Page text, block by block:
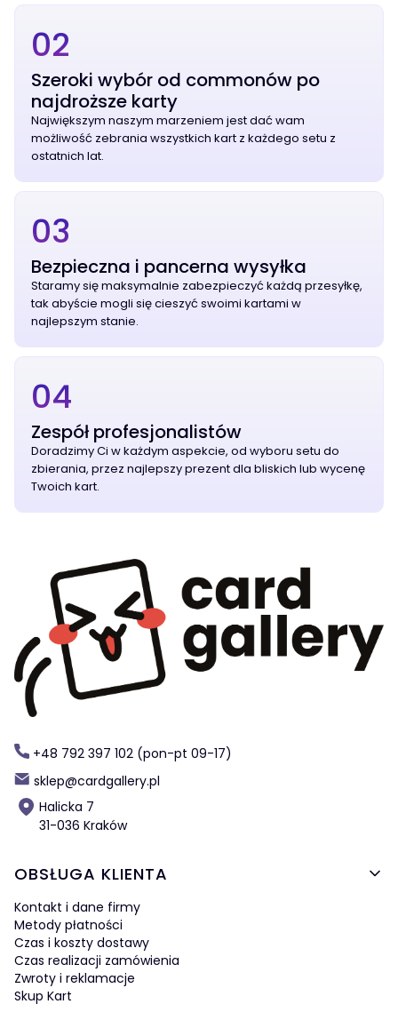
02
Szeroki wybór od commonów po
najdroższe karty
Największym naszym marzeniem jest dać wam
możliwość zebrania wszystkich kart z każdego setu z
ostatnich lat.
03
Bezpieczna i pancerna wysyłka
Staramy się maksymalnie zabezpieczyć każdą przesyłkę,
tak abyście mogli się cieszyć swoimi kartami w
najlepszym stanie.
04
Zespół profesjonalistów
Doradzimy Ci w każdym aspekcie, od wyboru setu do
zbierania, przez najlepszy prezent dla bliskich lub wycenę
Twoich kart.
+48 792 397 102 (pon-pt 09-17)
sklep@cardgallery.pl
Halicka 7
31-036 Kraków
Linki w stopce
OBSŁUGA KLIENTA
Kontakt i dane firmy
Metody płatności
Czas i koszty dostawy
Czas realizacji zamówienia
Zwroty i reklamacje
Skup Kart